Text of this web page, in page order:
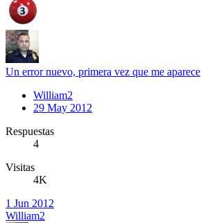
Un error nuevo, primera vez que me aparece
William2
29 May 2012
Respuestas
4
Visitas
4K
1 Jun 2012
William2